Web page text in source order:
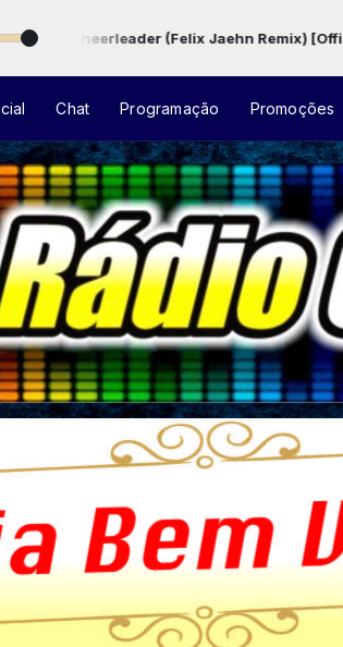
(Felix Jaehn Remix) [Official Video]
Chat Programação Promoções